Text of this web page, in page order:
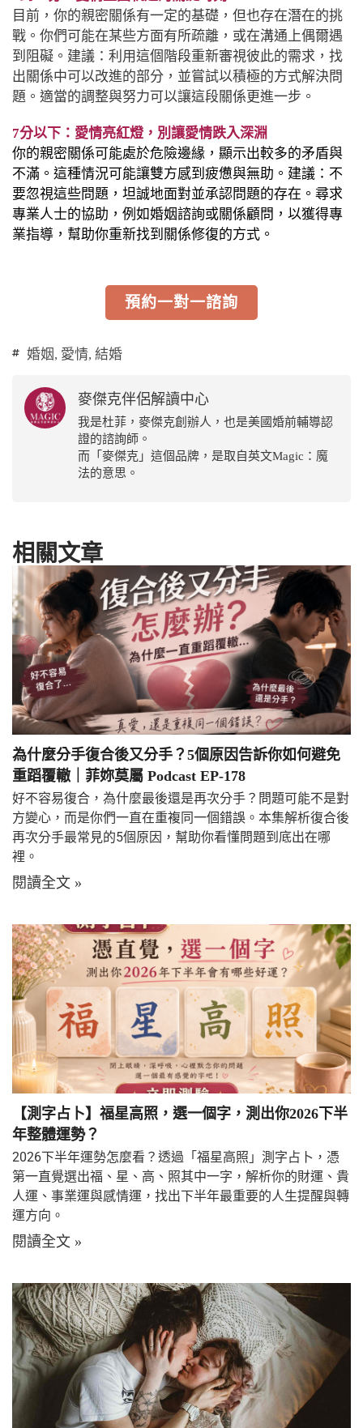
目前，你的親密關係有一定的基礎，但也存在潛在的挑
戰。你們可能在某些方面有所疏離，或在溝通上偶爾遇
到阻礙。建議：利用這個階段重新審視彼此的需求，找
出關係中可以改進的部分，並嘗試以積極的方式解決問
題。適當的調整與努力可以讓這段關係更進一步。
7分以下：愛情亮紅燈，別讓愛情跌入深淵
你的親密關係可能處於危險邊緣，顯示出較多的矛盾與
不滿。這種情況可能讓雙方感到疲憊與無助。建議：不
要忽視這些問題，坦誠地面對並承認問題的存在。尋求
專業人士的協助，例如婚姻諮詢或關係顧問，以獲得專
業指導，幫助你重新找到關係修復的方式。
預約一對一諮詢
婚姻, 愛情, 結婚
麥傑克伴侶解讀中心
我是杜菲，麥傑克創辦人，也是美國婚前輔導認
證的諮詢師。
而「麥傑克」這個品牌，是取自英文Magic：魔
法的意思。
相關文章
為什麼分手復合後又分手？5個原因告訴你如何避免
重蹈覆轍｜菲妳莫屬 Podcast EP-178
好不容易復合，為什麼最後還是再次分手？問題可能不是對
方變心，而是你們一直在重複同一個錯誤。本集解析復合後
再次分手最常見的5個原因，幫助你看懂問題到底出在哪
裡。
閱讀全文 »
【測字占卜】福星高照，選一個字，測出你2026下半
年整體運勢？
2026下半年運勢怎麼看？透過「福星高照」測字占卜，憑
第一直覺選出福、星、高、照其中一字，解析你的財運、貴
人運、事業運與感情運，找出下半年最重要的人生提醒與轉
運方向。
閱讀全文 »